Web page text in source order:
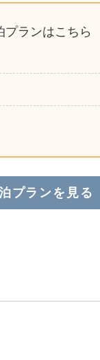
プランはこちら
プランを見る